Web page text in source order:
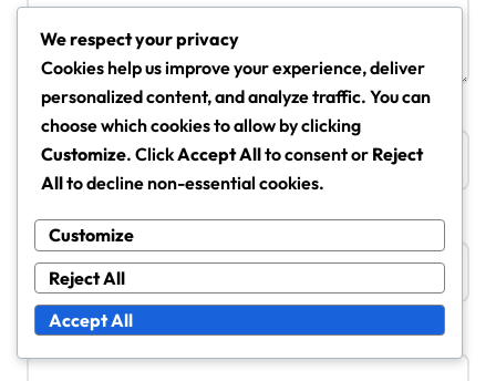
Name
Email*
Website
We respect your privacy
Cookies help us improve your experience, deliver
personalized content, and analyze traffic. You can
choose which cookies to allow by clicking
Customize. ClickAccept Allto consent or Reject
Allto decline non-essential cookies.
Customize
Reject All
Accept All